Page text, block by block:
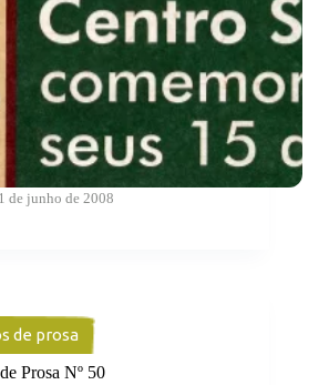
1 de junho de 2008
de prosa
Prosa Nº 50